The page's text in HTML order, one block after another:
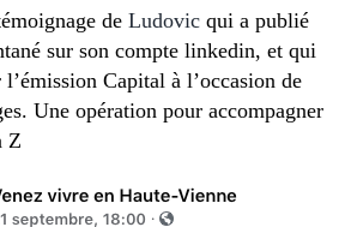
de Ludovicqui a publié
sur son compte linkedin, et qui
Capital à l’occasion de
Une opération pour accompagner
Z